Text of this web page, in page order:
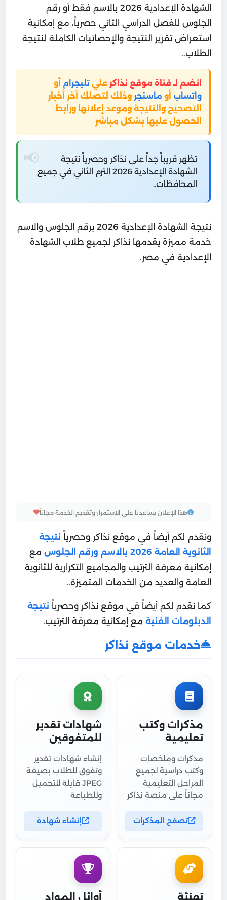
الشهادة الإعدادية 2026 بالاسم فقط أو رقم
الجلوس للفصل الدراسي الثاني حصرياً، مع إمكانية
استعراض تقرير النتيجة والإحصائيات الكاملة لنتيجة
الطلاب..
انضم لـ قناة موقع نذاكر عليتليجرام أو
واتساب أو ماسنجر وذلك لتصلك آخر أخبار
التصحيح والنتيجة وموعد إعلانها ورابط
الحصول عليها بشكل مباشر
تظهر قريباً جداً على نذاكر وحصرياً نتيجة
الشهادة الإعدادية 2026 الترم الثاني في جميع
المحافظات..
نتيجة الشهادة الإعدادية 2026 برقم الجلوس والاسم
خدمة مميزة يقدمها نذاكر لجميع طلاب الشهادة
الإعدادية في مصر.
هذا الإعلان يساعدنا على الاستمرار وتقديم الخدمة مجاناً
ونقدم لكم أيضاً في موقع نذاكر وحصرياً نتيجة
الثانوية العامة 2026 بالاسم ورقم الجلوس
مع
إمكانية معرفة الترتيب والمجاميع التكرارية للثانوية
العامة والعديد من الخدمات المتميزة..
كما نقدم لكم أيضاً في موقع نذاكر وحصرياً نتيجة
الدبلومات الفنية مع إمكانية معرفة الترتيب.
خدمات موقع نذاكر
مذكرات وكتب
تعليمية
مذكرات وملخصات
وكتب دراسية لجميع
المراحل التعليمية
مجاناً على منصة نذاكر
تصفح المذكرات
شهادات تقدير
للمتفوقين
إنشاء شهادات تقدير
وتفوق للطلاب بصيغة
JPEG قابلة للتحميل
وللطباعة
إنشاء شهادة
تهنئة
أوائل المواد